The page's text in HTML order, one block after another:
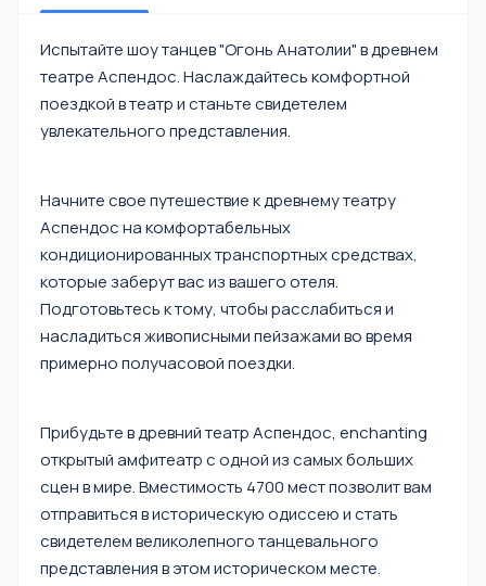
Испытайте шоу танцев "Огонь Анатолии" в древнем
театре Аспендос. Наслаждайтесь комфортной
поездкой в театр и станьте свидетелем
увлекательного представления.
Начните свое путешествие к древнему театру
Аспендос на комфортабельных
кондиционированных транспортных средствах,
которые заберут вас из вашего отеля.
Подготовьтесь к тому, чтобы расслабиться и
насладиться живописными пейзажами во время
примерно получасовой поездки.
Прибудьте в древний театр Аспендос, enchanting
открытый амфитеатр с одной из самых больших
сцен в мире. Вместимость 4700 мест позволит вам
отправиться в историческую одиссею и стать
свидетелем великолепного танцевального
представления в этом историческом месте.